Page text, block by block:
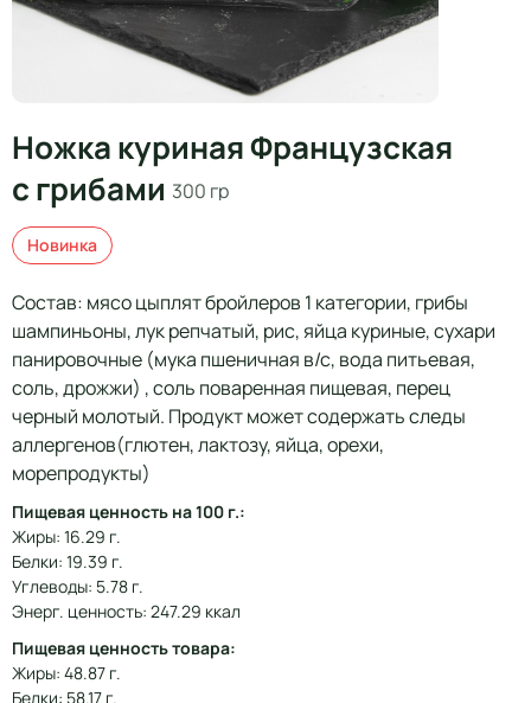
Ножка куриная Французская
с грибами 300 гр
Новинка
Состав: мясо цыплят бройлеров 1 категории, грибы
шампиньоны, лук репчатый, рис, яйца куриные, сухари
панировочные (мука пшеничная в/с, вода питьевая,
соль, дрожжи) , соль поваренная пищевая, перец
черный молотый. Продукт может содержать следы
аллергенов(глютен, лактозу, яйца, орехи,
морепродукты)
Пищевая ценность на 100 г.:
Жиры: 16.29 г.
Белки: 19.39 г.
Углеводы: 5.78 г.
Энерг. ценность: 247.29 ккал
Пищевая ценность товара:
Жиры: 48.87 г.
Белки: 58.17 г.